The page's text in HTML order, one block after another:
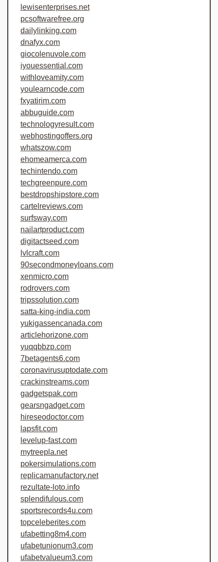
lewisenterprises.net
pcsoftwarefree.org
dailylinking.com
dnafyx.com
giocolenuvole.com
iyouessential.com
withloveamity.com
youlearncode.com
fxyatirim.com
abbuguide.com
technologyresult.com
webhostingoffers.org
whatszow.com
ehomeamerca.com
techintendo.com
techgreenpure.com
bestdropshipstore.com
cartelreviews.com
surfsway.com
nailartproduct.com
digitactseed.com
lvlcraft.com
90secondmoneyloans.com
xenmicro.com
rodrovers.com
tripssolution.com
satta-king-india.com
yukigassencanada.com
articlehorizone.com
yuqqbbzp.com
7betagents6.com
coronavirusuptodate.com
crackinstreams.com
gadgetspak.com
gearsngadget.com
hireseodoctor.com
lapsfit.com
levelup-fast.com
mytreepla.net
pokersimulations.com
replicamanufactory.net
rezultate-loto.info
splendifulous.com
sportsrecords4u.com
topceleberites.com
ufabetting8m4.com
ufabetunionum3.com
ufabetvalueum3.com